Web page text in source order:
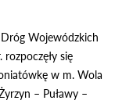
Wojewódzkich
się
w m. Wola
– Puławy –